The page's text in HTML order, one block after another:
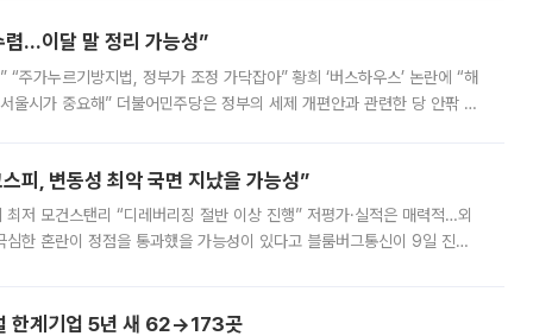
렴…이달 말 정리 가능성”
주가누르기방지법, 정부가 조정 가닥잡아” 황희 ‘버스하우스’ 논란에 “해
울시가 중요해” 더불어민주당은 정부의 세제 개편안과 관련한 당 안팎 의
피, 변동성 최악 국면 지났을 가능성”
저 모건스탠리 “디레버리징 절반 이상 진행” 저평가·실적은 매력적…외
심한 혼란이 정점을 통과했을 가능성이 있다고 블룸버그통신이 9일 진단
한계기업 5년 새 62→173곳